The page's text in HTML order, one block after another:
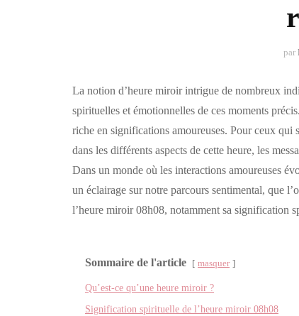
par
La notion d’heure miroir intrigue de nombreux
spirituelles et émotionnelles de ces moments
riche en significations amoureuses. Pour ceux qui
dans les différents aspects de cette heure, les
Dans un monde où les interactions amoureuses
un éclairage sur notre parcours sentimental, que
l’heure miroir 08h08, notamment sa signification
Sommaire de l'article masquer
Qu’est-ce qu’une heure miroir ?
Signification spirituelle de l’heure miroir 08h08